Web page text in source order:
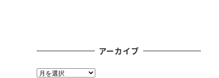
アーカイブ
ア